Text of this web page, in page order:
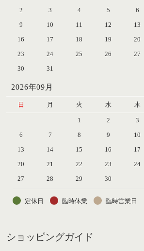
2
3 4 5 6
9
10 11 12 13
16
17 18 19 20
23
24 25 26 27
30
31
2026年09月
日 月 火 水 木
1 2 3
6
7 8 9 10
13
14 15 16 17
20
21 22 23 24
27
28 29 30
定休日 臨時休業 臨時営業日
ショッピングガイド